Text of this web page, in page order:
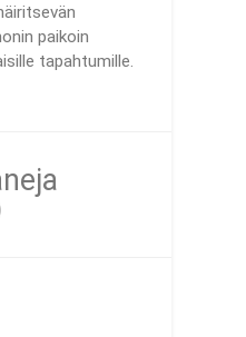
paikoin
tapahtumille.